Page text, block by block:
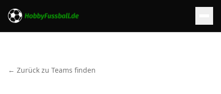
← Zurück zu Teams finden